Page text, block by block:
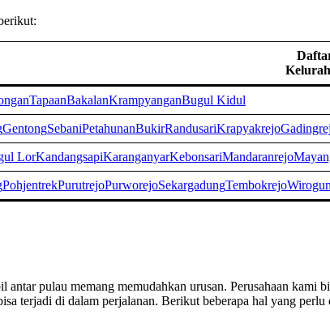
TapaanBakalanKrampyanganBugul Kidul
GentongSebaniPetahunanBukirRandusariKrapyakrejo
LorKandangsapiKaranganyarKebonsariMandaranrejo
PohjentrekPurutrejoPurworejoSekargadungTembokrejo
pulau memang memudahkan urusan. Perusahaan kami
terjadi di dalam perjalanan. Berikut beberapa hal yang